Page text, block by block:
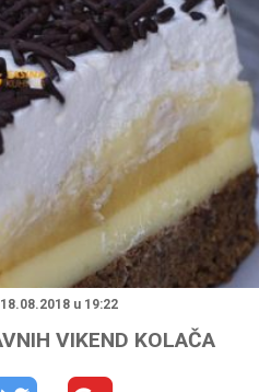
"
u 19:22
VIKEND KOLAČA